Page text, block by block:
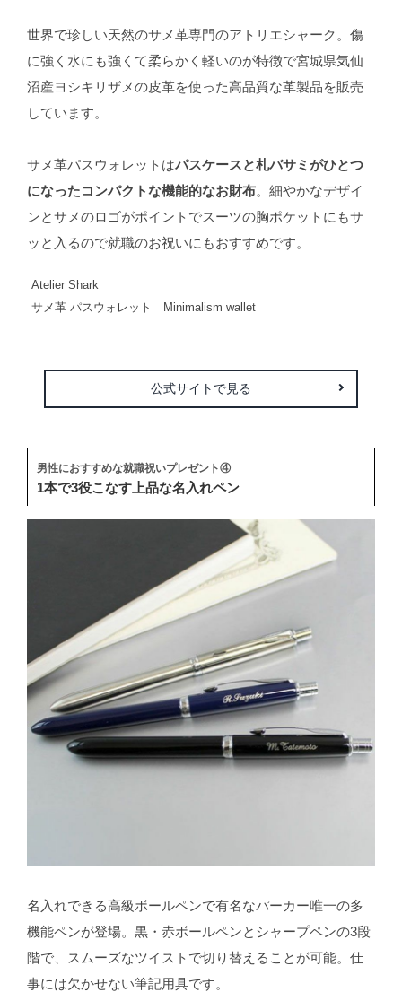
世界で珍しい天然のサメ革専門のアトリエシャーク。傷
に強く水にも強くて柔らかく軽いのが特徴で宮城県気仙
沼産ヨシキリザメの皮革を使った高品質な革製品を販売
しています。
サメ革パスウォレットはパスケースと札バサミがひとつ
になったコンパクトな機能的なお財布。細やかなデザイ
ンとサメのロゴがポイントでスーツの胸ポケットにもサ
ッと入るので就職のお祝いにもおすすめです。
Atelier Shark
サメ革 パスウォレット Minimalism wallet
公式サイトで見る
男性におすすめな就職祝いプレゼント④
1本で3役こなす上品な名入れペン
名入れできる高級ボールペンで有名なパーカー唯一の多
機能ペンが登場。黒・赤ボールペンとシャープペンの3段
階で、スムーズなツイストで切り替えることが可能。仕
事には欠かせない筆記用具です。